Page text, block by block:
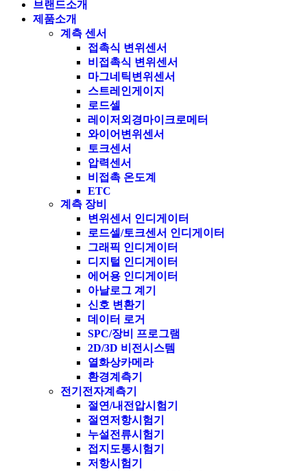
브랜드소개
제품소개
계측 센서
접촉식 변위센서
비접촉식 변위센서
마그네틱변위센서
스트레인게이지
로드셀
레이저외경마이크로메터
와이어변위센서
토크센서
압력센서
비접촉 온도계
ETC
계측 장비
변위센서 인디게이터
로드셀/토크센서 인디게이터
그래픽 인디게이터
디지털 인디게이터
에어용 인디게이터
아날로그 계기
신호 변환기
데이터 로거
SPC/장비 프로그램
2D/3D 비전시스템
열화상카메라
환경계측기
전기전자계측기
절연/내전압시험기
절연저항시험기
누설전류시험기
접지도통시험기
저항시험기